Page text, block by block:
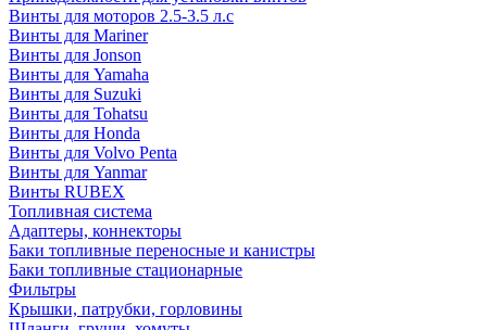
Винты для моторов 2.5-3.5 л.с
Винты для Mariner
Винты для Jonson
Винты для Yamaha
Винты для Suzuki
Винты для Tohatsu
Винты для Honda
Винты для Volvo Penta
Винты для Yanmar
Винты RUBEX
Топливная система
Адаптеры, коннекторы
Баки топливные переносные и канистры
Баки топливные стационарные
Фильтры
Крышки, патрубки, горловины